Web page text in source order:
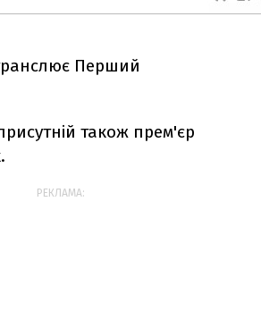
Перший
також прем'єр
РЕКЛАМА: